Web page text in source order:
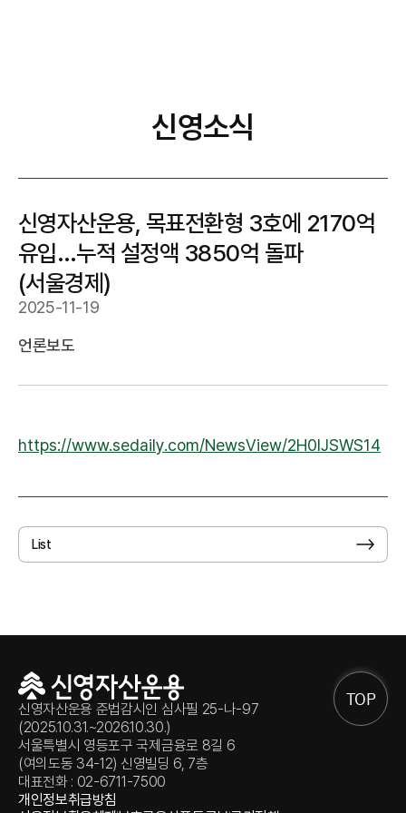
신영소식
신영자산운용, 목표전환형 3호에 2170억
유입…누적 설정액 3850억 돌파
(서울경제)
2025-11-19
언론보도
https://www.sedaily.com/NewsView/2H0IJSWS14
List
신영자산운용 준법감시인 심사필 25-나-97
(2025.10.31.~2026.10.30.)
서울특별시 영등포구 국제금융로 8길 6
(여의도동 34-12) 신영빌딩 6, 7층
대표전화 : 02-6711-7500
TOP
개인정보취급방침